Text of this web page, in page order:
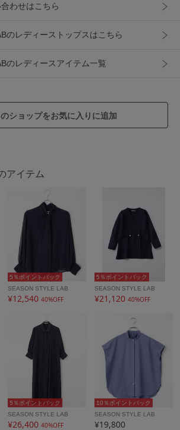
わせはこちら
のレディーストップスはこちら
のレディースアイテム一覧
のショップをお気に入りに追加
アイテム
5％ポイントバック
SEASON STYLE LAB
¥12,540 40%OFF
5％ポイントバック
SEASON STYLE LAB
¥21,120 40%OFF
5％ポイントバック
SEASON STYLE LAB
¥26,400 40%OFF
10％ポイントバック
SEASON STYLE LAB
¥19,800